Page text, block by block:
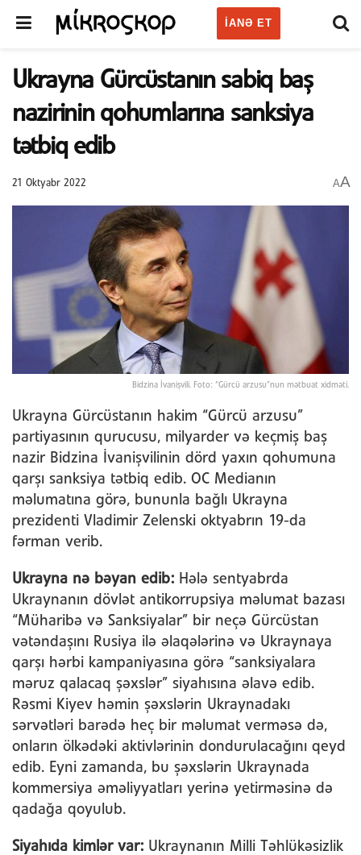
IANƏ ET
Ukrayna Gürcüstanın sabiq baş
nazirinin qohumlarına sanksiya
tətbiq edib
21 Oktyabr 2022 AA
Bidzina İvanişvili. Foto: “Gürcü arzusu”nun mətbuat xidməti.
Ukrayna Gürcüstanın hakim “Gürcü arzusu”
partiyasının qurucusu, milyarder və keçmiş baş
nazir Bidzina İvanişvilinin dörd yaxın qohumuna
qarşı sanksiya tətbiq edib. OC Medianın
məlumatına görə, bununla bağlı Ukrayna
prezidenti Vladimir Zelenski oktyabrın 19-da
fərman verib.
Ukrayna nə bəyan edib: Hələ sentyabrda
Ukraynanın dövlət antikorrupsiya məlumat bazası
“Müharibə və Sanksiyalar” bir neçə Gürcüstan
vətəndaşını Rusiya ilə əlaqələrinə və Ukraynaya
qarşı hərbi kampaniyasına görə “sanksiyalara
məruz qalacaq şəxslər” siyahısına əlavə edib.
Rəsmi Kiyev həmin şəxslərin Ukraynadakı
sərvətləri barədə heç bir məlumat verməsə də,
onların ölkədəki aktivlərinin dondurulacağını qeyd
edib. Eyni zamanda, bu şəxslərin Ukraynada
kommersiya əməliyyatları yerinə yetirməsinə də
qadağa qoyulub.
Siyahıda kimlər var: Ukraynanın Milli Təhlükəsizlik